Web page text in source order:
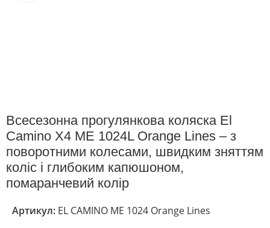
Всесезонна прогулянкова коляска El
Camino X4 ME 1024L Orange Lines – з
поворотними колесами, швидким зняттям
коліс і глибоким капюшоном,
помаранчевий колір
Артикул: EL CAMINO ME 1024 Orange Lines